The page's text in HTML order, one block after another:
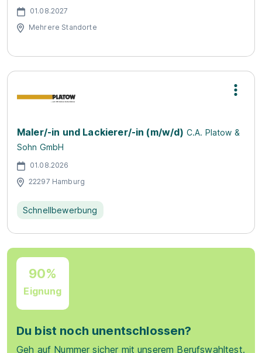
01.08.2027
Mehrere Standorte
Maler/-in und Lackierer/-in (m/w/d) C.A. Platow &
Sohn GmbH
01.08.2026
22297 Hamburg
Schnellbewerbung
90%
Eignung
Du bist noch unentschlossen?
Geh auf Nummer sicher mit unserem Berufswahltest.